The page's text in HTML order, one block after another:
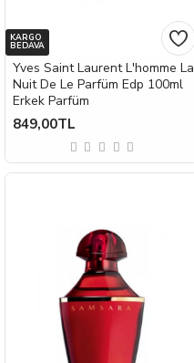
KARGO
BEDAVA
Yves Saint Laurent L'homme La
Nuit De Le Parfüm Edp 100ml
Erkek Parfüm
849,00TL